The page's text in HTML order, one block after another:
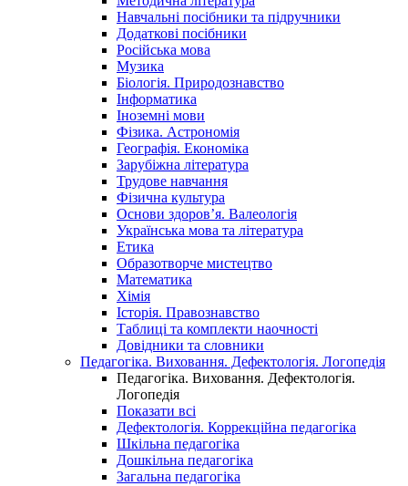
Навчальні посібники та підручники
Додаткові посібники
Російська мова
Музика
Біологія. Природознавство
Інформатика
Іноземні мови
Фізика. Астрономія
Географія. Економіка
Зарубіжна література
Трудове навчання
Фізична культура
Основи здоров’я. Валеологія
Українська мова та література
Етика
Образотворче мистецтво
Математика
Хімія
Історія. Правознавство
Таблиці та комплекти наочності
Довідники та словники
Педагогіка. Виховання. Дефектологія. Логопедія
Педагогіка. Виховання. Дефектологія.
Логопедія
Показати всі
Дефектологія. Коррекційна педагогіка
Шкільна педагогіка
Дошкільна педагогіка
Загальна педагогіка